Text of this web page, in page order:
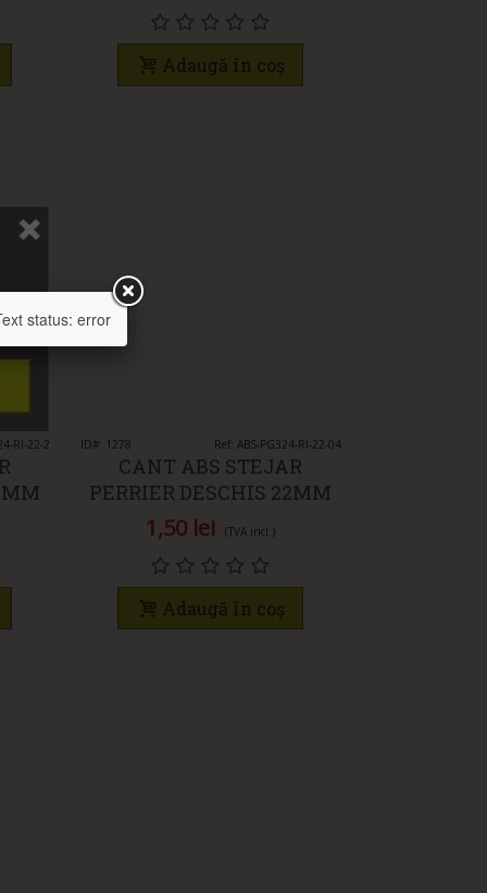
Adaugă în coș
RI-22-2 Vedeți rapid
ID#: 1278 Ref: ABS-PG324-RI-22-04
CANT ABS STEJAR
PERRIER DESCHIS 22MM
X 0.4MM
1,50 lei (TVA incl.)
Adaugă în coș
status: error